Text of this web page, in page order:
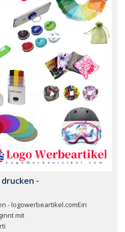
-
- logowerbeartikel.comEin
mit